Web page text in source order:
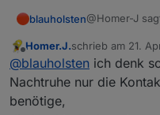
blauholsten@Homer-J
Hallo@
aufgebaut
Eigentlich
Offline
Homer.J.schrieb am 21.
zuletzt editiert von
@blauholsten ich denk
Nachtruhe nur die
benötige,